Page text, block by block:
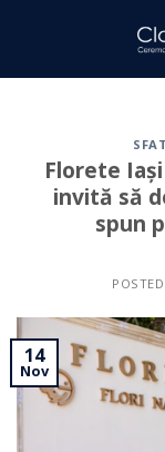
Florete
invită să
spun
14
Nov